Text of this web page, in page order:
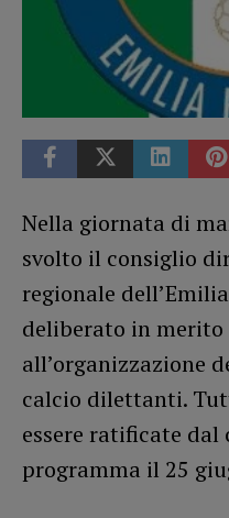
Nella giornata di
svolto il consiglio
regionale
deliberato in merito
all’organizzazione
calcio dilettanti.
essere ratificate
programma il 25